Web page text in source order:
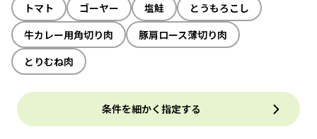
トマト
ゴーヤー 塩鮭
とうもろこし
牛カレー用角切り肉
豚肩ロース薄切り肉
とりむね肉
条件を細かく指定する